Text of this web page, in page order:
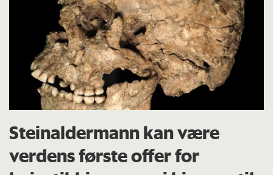
Steinaldermann kan være
verdens første offer for